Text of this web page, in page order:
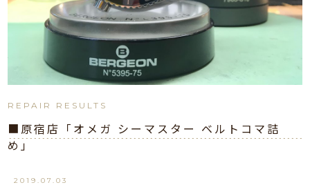
REPAIR RESULTS
■原宿店「オメガ シーマスター ベルトコマ詰
め」
2019.07.03